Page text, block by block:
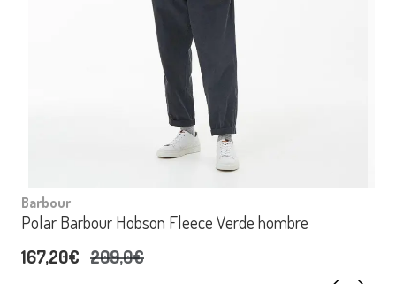
Barbour
Polar Barbour Hobson Fleece Verde hombre
167,20€ 209,0€